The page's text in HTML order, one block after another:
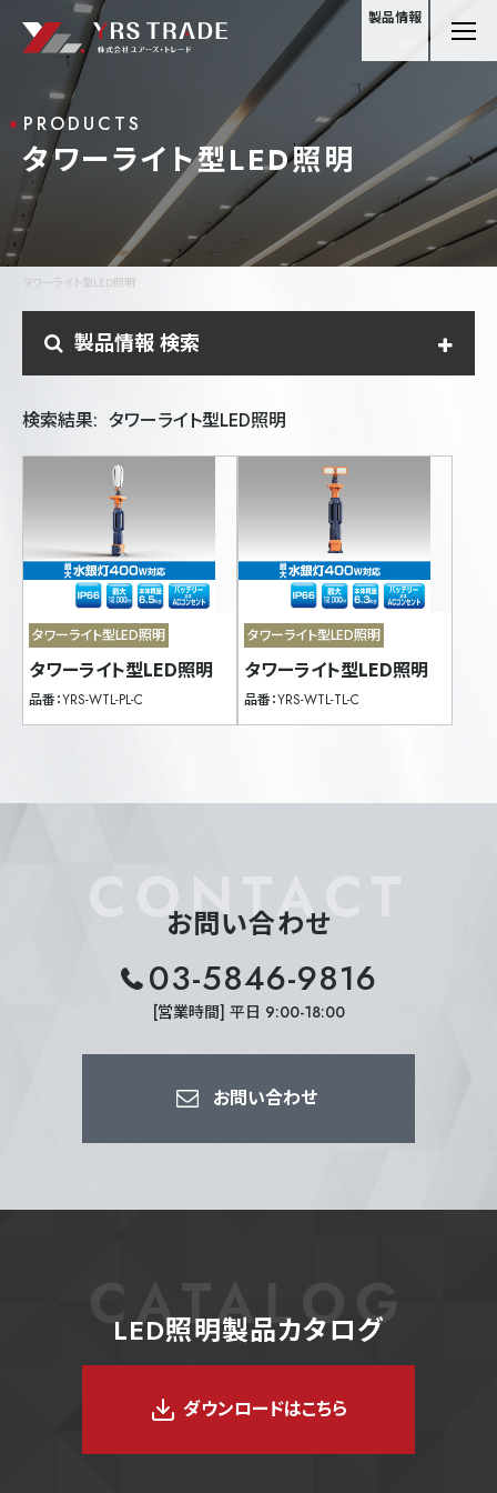
製品情報
タワーライト型LED照明
PRODUCTS
タワーライト型LED照明
製品情報 検索
製品種別カテゴリ
ヘキサゴンライト
直管型LED照明
防滴直管型LED照明
コンパクト蛍光灯型LED照明
LEDダウンライト
サークルライン型LED照明
高天井用LED照明
外照式看板向けLED照明
LED投光器
景観照明対応LED電球
街路灯・道路灯対応LED電球
街路灯・道路灯対応LED照明
公園ポール灯対応LED照明
キャノピー灯型LED照明
照明タイプ
色温度
すべて選択/解除
D：5700K（昼光色）
検索結果: タワーライト型LED照明
タワーライト型LED照明
タワーライト型LED照明
品番：YRS-WTL-PL-C
タワーライト型LED照明
タワーライト型LED照明
品番：YRS-WTL-TL-C
CONTACT
お問い合わせ
03-5846-9816
[営業時間] 平日 9:00-18:00
お問い合わせ
CATALOG
LED照明製品カタログ
ダウンロードはこちら